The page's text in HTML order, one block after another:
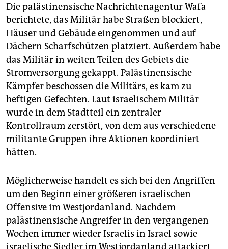
Die palästinensische Nachrichtenagentur Wafa
berichtete, das Militär habe Straßen blockiert,
Häuser und Gebäude eingenommen und auf
Dächern Scharfschützen platziert. Außerdem habe
das Militär in weiten Teilen des Gebiets die
Stromversorgung gekappt. Palästinensische
Kämpfer beschossen die Militärs, es kam zu
heftigen Gefechten. Laut israelischem Militär
wurde in dem Stadtteil ein zentraler
Kontrollraum zerstört, von dem aus verschiedene
militante Gruppen ihre Aktionen koordiniert
hätten.
Möglicherweise handelt es sich bei den Angriffen
um den Beginn einer größeren israelischen
Offensive im Westjordanland. Nachdem
palästinensische Angreifer in den vergangenen
Wochen immer wieder Israelis in Israel sowie